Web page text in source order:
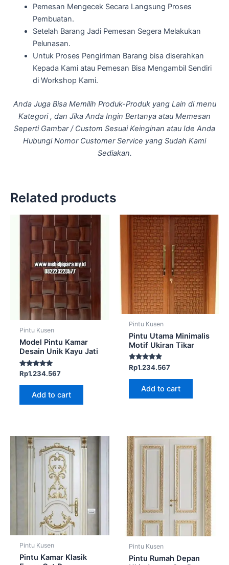
Pemesan Mengecek Secara Langsung Proses
Pembuatan.
Setelah Barang Jadi Pemesan Segera Melakukan
Pelunasan.
Untuk Proses Pengiriman Barang bisa diserahkan
Kepada Kami atau Pemesan Bisa Mengambil Sendiri
di Workshop Kami.
Anda Juga Bisa Memilih Produk-Produk yang Lain di menu
Kategori , dan Jika Anda Ingin Bertanya atau Memesan
Seperti Gambar / Custom Sesuai Keinginan atau Ide Anda
Hubungi Nomor Customer Service yang Sudah Kami
Sediakan.
Related products
Pintu Kusen
Model Pintu Kamar
Desain Unik Kayu Jati
Rated
5.00
out of 5
Rp1.234.567
Add to cart
Pintu Kusen
Pintu Utama Minimalis
Motif Ukiran Tikar
Rated
5.00
out of 5
Rp1.234.567
Add to cart
Pintu Kusen
Pintu Kamar Klasik
Pintu Kusen
Pintu Rumah Depan